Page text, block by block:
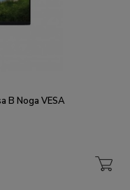
B Noga VESA